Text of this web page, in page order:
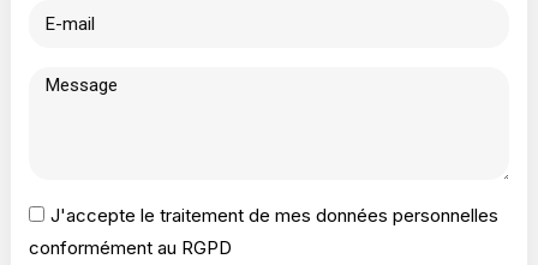
J'accepte le traitement de mes données personnelles
conformément au RGPD